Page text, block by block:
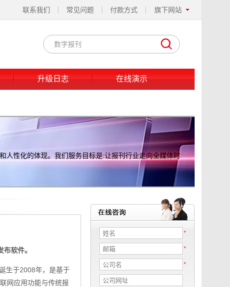
旗下网站
付款方式
常见问题
联系我们
升级日志 在线演示
人性化的体现。我们服务目标是:让报刊行业走向全媒体时
软件。
生于2008年，是基于
网应用功能与传统报
*
*
*